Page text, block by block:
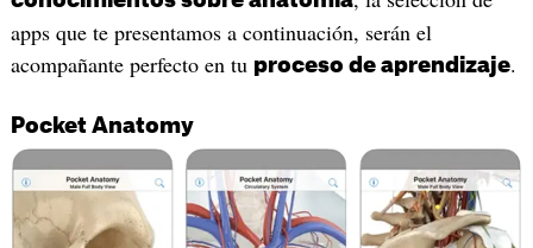
apps que te presentamos a continuación, serán el
acompañante perfecto en tu proceso de aprendizaje.
Pocket Anatomy